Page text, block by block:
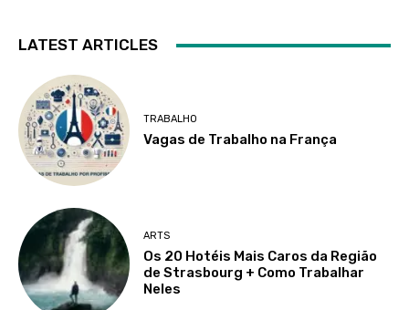
LATEST ARTICLES
TRABALHO
Vagas de Trabalho na França
ARTS
Os 20 Hotéis Mais Caros da Região
de Strasbourg + Como Trabalhar
Neles